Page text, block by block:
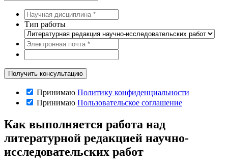
Тип работы
Принимаю Политику конфиденциальности
Принимаю Пользовательское соглашение
Как выполняется работа над
литературной редакцией научно-
исследовательских работ